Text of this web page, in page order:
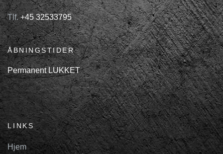
Tlf.+45 32533795
ÅBNINGSTIDER
Permanent LUKKET
ÅBNINGSTIDER
LINKS
Hjem